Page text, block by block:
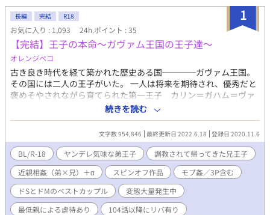
1
長編 完結 R18
お気に入り : 1,093 24h.ポイント : 35
【完結】王子の本命～ガヴァム王国の王子達～
オレンジペコ
古き良き時代を経て築かれた歴史ある国────ガヴァム王国。
その国には二人の王子がいた。 一人は将来を期待され、優秀だと
褒めそやされながら育てられた第一王子 カリン＝ガハム＝ヴァ
ドラシア。 そしてもう一人はスペアとして生かされ、無能と蔑ま
れながら育てられた第二王子 ロキ＝アーク＝ヴァドラシア。 こ
れは友好国で罪を犯し、壊されて帰ってきた兄を嬉々として手に
入れた弟王子の物語である。 ※このお話は『王子の本命～姫の護
衛騎士は逃げ出したい～』のスピンオフ作品です。 カリン王子の
話が読みたいと仰ってくださった方向けのお話なので、そこをご
了承の上お楽しみください。
続きを読む
文字数 954,846 最終更新日 2022.6.18 登録日 2020.11.6
BL/R-18 ヤンデレ気味な弟王子
調教されて帰ってきた兄王子
近親相姦（弟×兄）＋α
スピンオフ作品
モブ姦／3P含む
ドSとドMのベストカップル
変態大量発生中
最低親による虐待あり
104話以降にリバ有り